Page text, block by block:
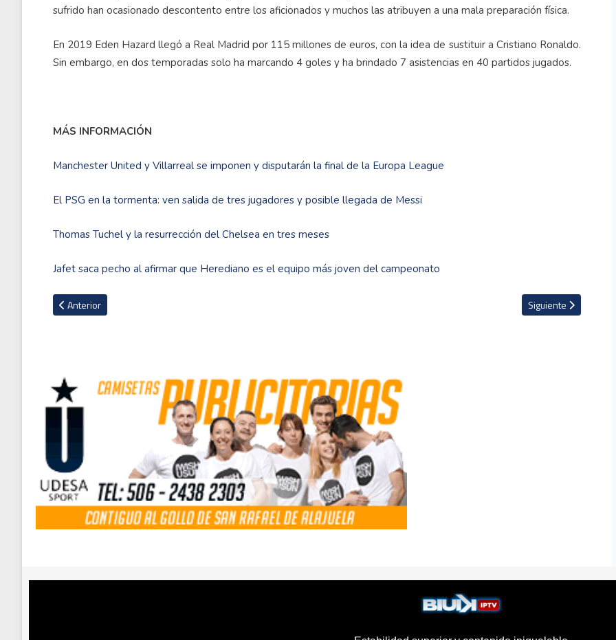
sufrido han ocasionado descontento entre los aficionados y muchos las atribuyen a una mala preparación física.
En 2019 Eden Hazard llegó a Real Madrid por 115 millones de euros, con la idea de sustituir a Cristiano Ronaldo.
Sin embargo, en dos temporadas solo ha marcando 4 goles y ha brindado 7 asistencias en 40 partidos jugados.
MÁS INFORMACIÓN
Manchester United y Villarreal se imponen y disputarán la final de la Europa League
El PSG en la tormenta: ven salida de tres jugadores y posible llegada de Messi
Thomas Tuchel y la resurrección del Chelsea en tres meses
Jafet saca pecho al afirmar que Herediano es el equipo más joven del campeonato
Artículo anterior: Confirmado el calendario para próximos partidos de las eliminatorias Sudamericanas
Anterior Artículo siguiente:
Siguiente